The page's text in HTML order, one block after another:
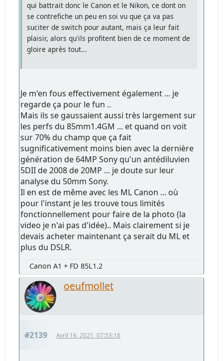
qui battrait donc le Canon et le Nikon, ce dont on
se contrefiche un peu en soi vu que ça va pas
suciter de switch pour autant, mais ça leur fait
plaisir, alors qu'ils profitent bien de ce moment de
gloire après tout...
Je m'en fous effectivement également ... je
regarde ça pour le fun ..
Mais ils se gaussaient aussi très largement sur
les perfs du 85mm1.4GM ... et quand on voit
sur 70% du champ que ça fait
sugnificativement moins bien avec la dernière
génération de 64MP Sony qu'un antédiluvien
5DII de 2008 de 20MP ... je doute sur leur
analyse du 50mm Sony.
Il en est de même avec les ML Canon ... où
pour l'instant je les trouve tous limités
fonctionnellement pour faire de la photo (la
video je n'ai pas d'idée).. Mais clairement si je
devais acheter maintenant ça serait du ML et
plus du DSLR.
Canon A1 + FD 85L1.2
oeufmollet
#2139 Avril 16, 2021, 07:53:16